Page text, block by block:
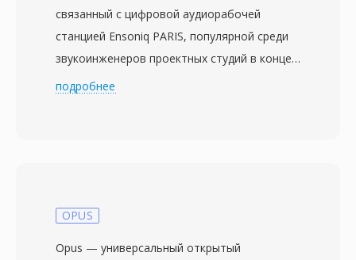
связанный с цифровой аудиорабочей
станцией Ensoniq PARIS, популярной среди
звукоинженеров проектных студий в конце
1990-х. В то время как стандартный PAF
перестановку байтов во время выполнения.
подробнее
OPUS
Opus — универсальный открытый